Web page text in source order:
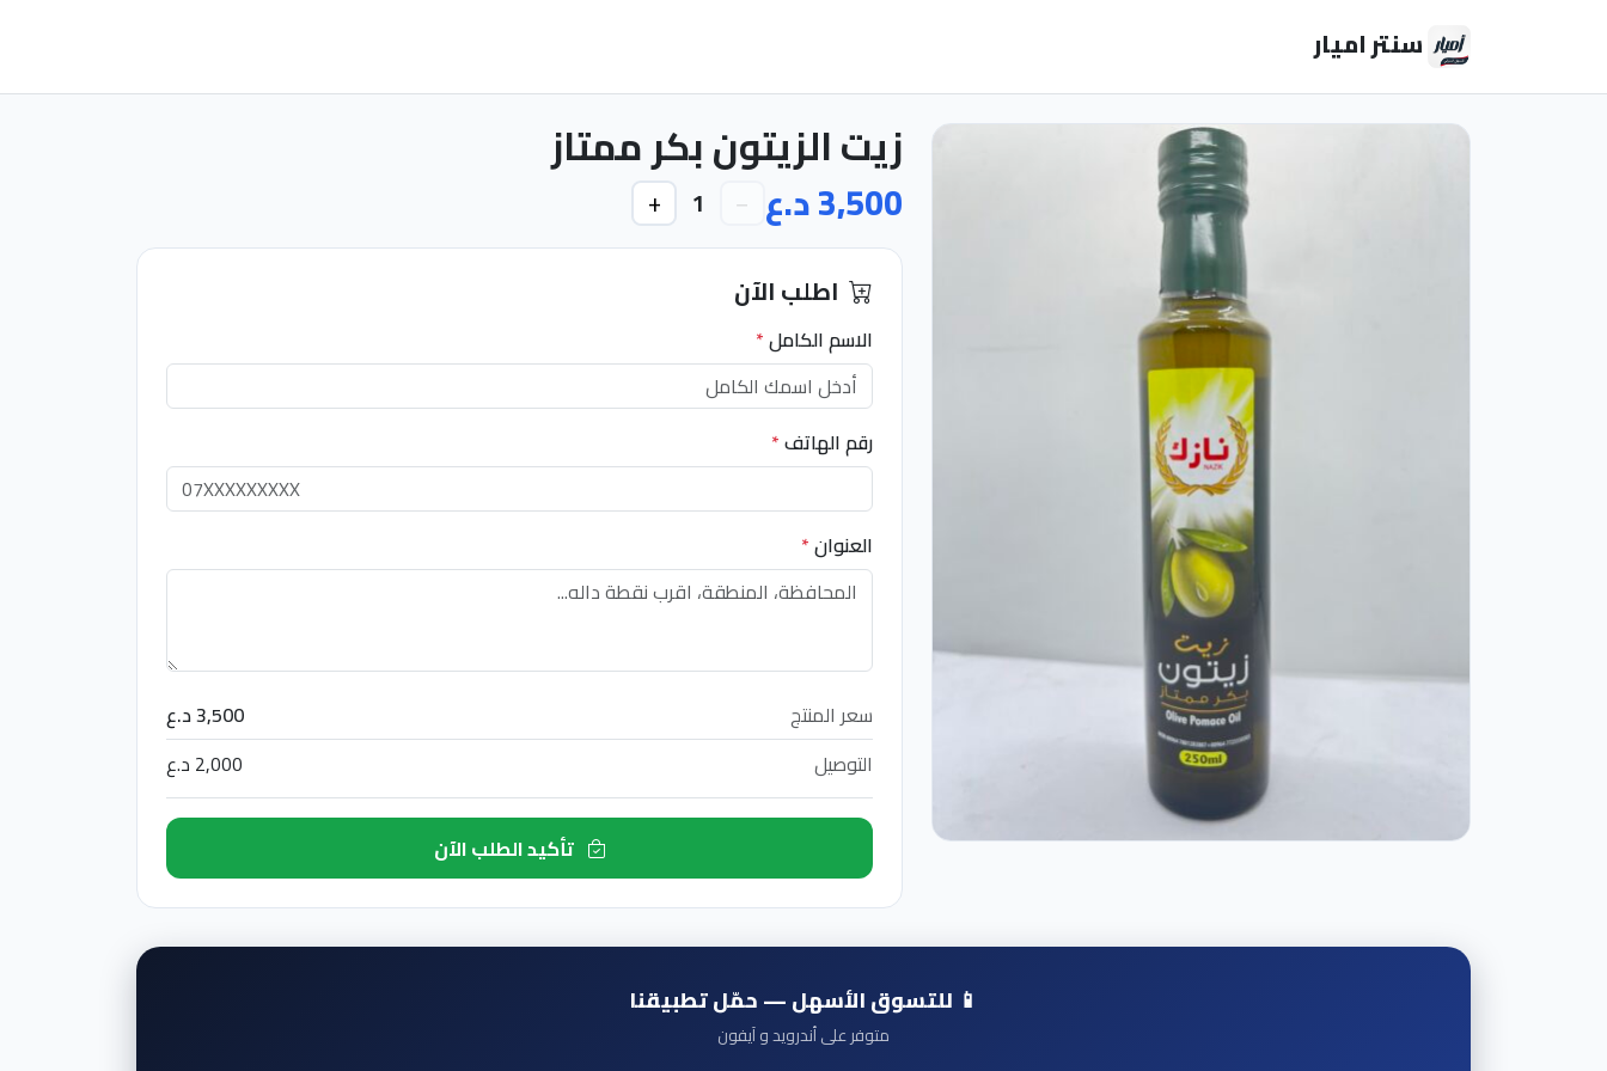
سنتر اميار
زيت الزيتون بكر ممتاز
3,500 د.ع −
1
+
اطلب الآن
الاسم الكامل*
رقم الهاتف*
العنوان*
سعر المنتج
3,500 د.ع
التوصيل
2,000 د.ع
تأكيد الطلب الآن
📱 للتسوق الأسهل — حمّل تطبيقنا
متوفر على أندرويد و آيفون